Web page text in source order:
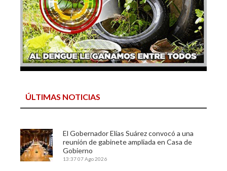
ÚLTIMAS NOTICIAS
El Gobernador Elías Suárez convocó a una
reunión de gabinete ampliada en Casa de
Gobierno
13:3707 Ago 2026